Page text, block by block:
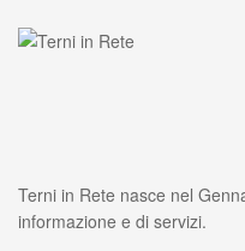
Terni in Rete nasce nel
informazione e di servizi.